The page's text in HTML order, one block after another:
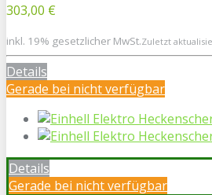
303,00 €
inkl. 19% gesetzlicher MwSt.Zuletzt
Details
Gerade bei nicht verfügbar
Details
Gerade bei nicht verfügbar